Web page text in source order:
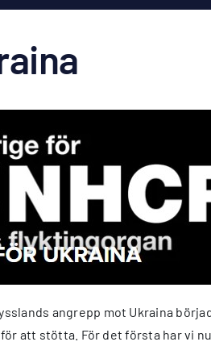
angrepp mot Ukraina
att stötta. För det första har vi